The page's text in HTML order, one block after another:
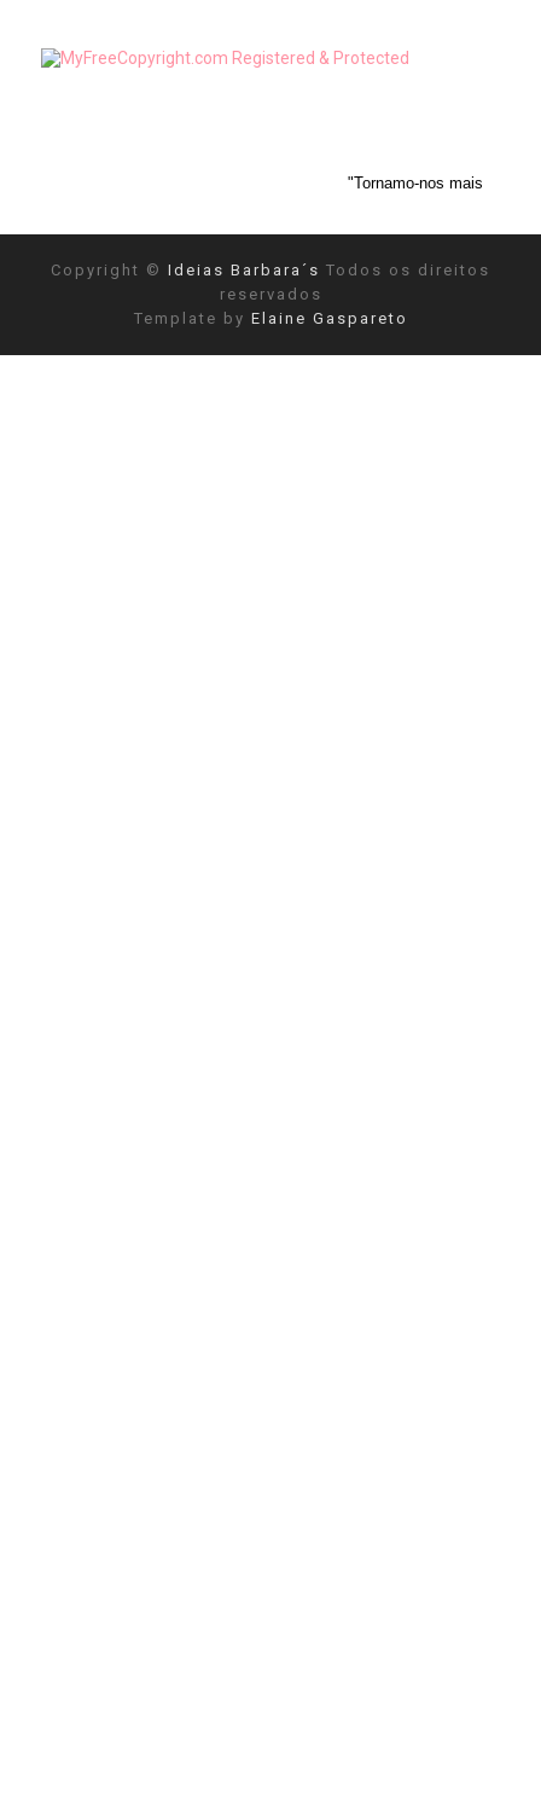
"Tornamo-nos mais objetivos depois de
Copyright © Ideias Barbara´s Todos os direitos
reservados
Template by Elaine Gaspareto